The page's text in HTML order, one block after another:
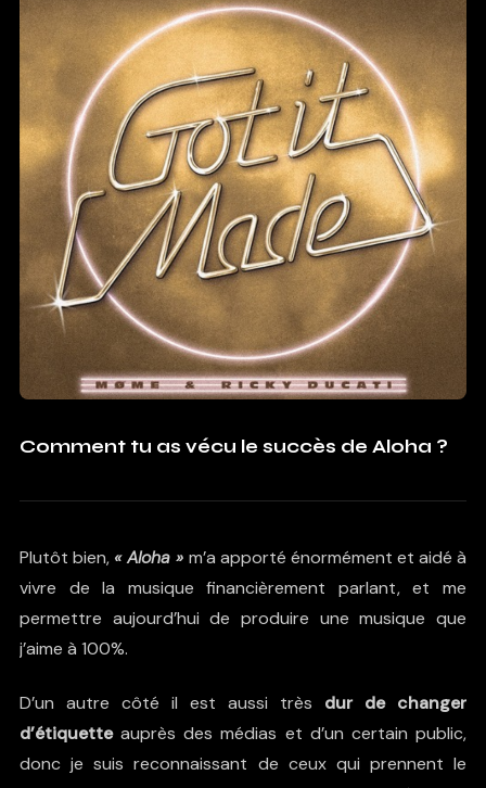
Comment tu as vécu le succès de Aloha ?
Plutôt bien, « Aloha » m’a apporté énormément et aidé à
vivre de la musique financièrement parlant, et me
permettre aujourd’hui de produire une musique que
j’aime à 100%.
D’un autre côté il est aussi très dur de changer
d’étiquetteauprès des médias et d’un certain public,
donc je suis reconnaissant de ceux qui prennent le